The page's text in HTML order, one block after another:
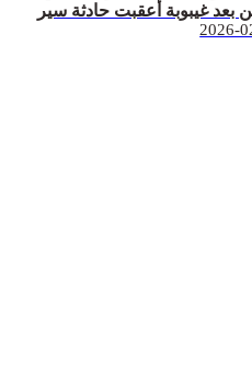
بعد غيبوبة أعقبت حادثة سير
2026-